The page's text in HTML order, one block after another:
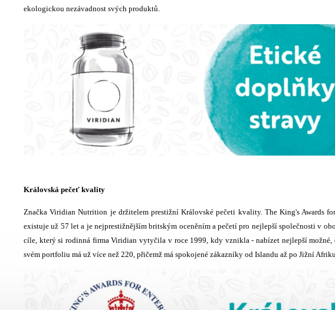
ekologickou nezávadnost svých produktů.
Královská pečeť kvality
Značka Viridian Nutrition je držitelem prestižní Královské pečeti kvality. The King's Awards
existuje už 57 let a je nejprestižnějším britským oceněním a pečetí pro nejlepší společnosti v
cíle, který si rodinná firma Viridian vytyčila v roce 1999, kdy vznikla - nabízet nejlepší
svém portfoliu má už více než 220, přičemž má spokojené zákazníky od Islandu až po Jižní Afriku.